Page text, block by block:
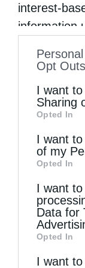
interest-
information
to your
information
of
information
third
disclose it
Opt Outs
I want
Sharing
Opted In
I want
of my
Opted In
I want
Data for
Opted In
I want
Μητροπόλεις